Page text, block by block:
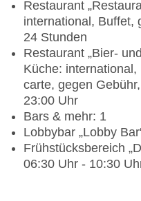
Restaurant
international, Buffet,
24 Stunden
Restaurant „Bier-
Küche:
carte, gegen
23:00 Uhr
Bars & mehr: 1
Lobbybar „Lobby
Frühstücksbereich
06:30 Uhr - 10:30